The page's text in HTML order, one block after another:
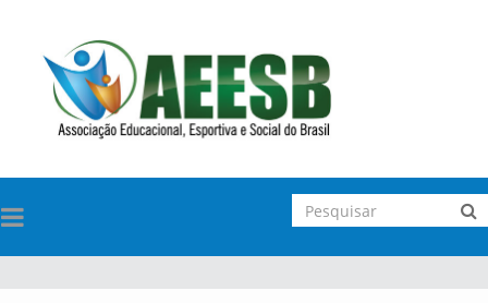
TOGGLE
NAVIGATION